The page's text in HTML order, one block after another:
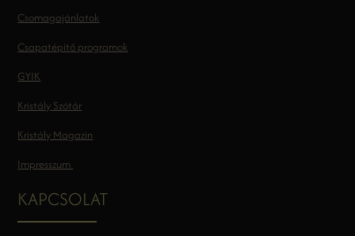
Csomagajánlatok
Csapatépítő programok
GYIK
Kristály Szótár
Kristály Magazin
Impresszum
KAPCSOLAT